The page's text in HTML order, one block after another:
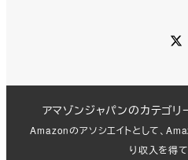
アマゾンジャパンのカテゴ
Amazonのアソシエイトとして、
り収入を得て